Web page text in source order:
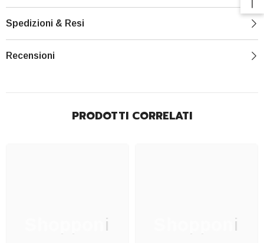
Spedizioni & Resi
Recensioni
PRODOTTI CORRELATI
Shopponi Shopponi